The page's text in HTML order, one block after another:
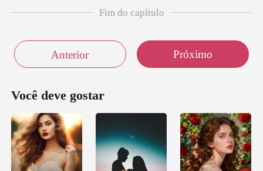
Fim do capítulo
Anterior Próximo
Você deve gostar